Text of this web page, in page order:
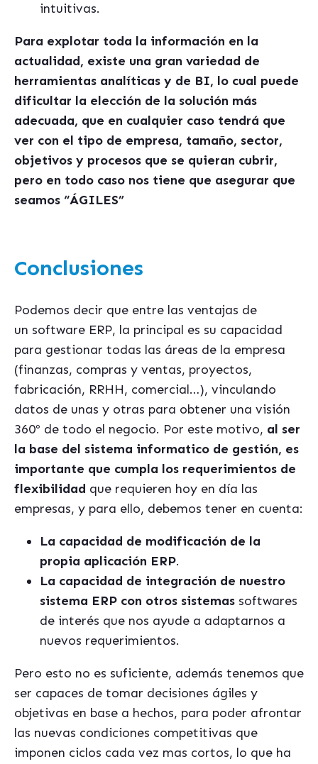
intuitivas.
Para explotar toda la información en la
actualidad, existe una gran variedad de
herramientas analíticas y de BI, lo cual puede
dificultar la elección de la solución más
adecuada, que en cualquier caso tendrá que
ver con el tipo de empresa, tamaño, sector,
objetivos y procesos que se quieran cubrir,
pero en todo caso nos tiene que asegurar que
seamos “ÁGILES”
Conclusiones
Podemos decir que entre las ventajas de
un software ERP, la principal es su capacidad
para gestionar todas las áreas de la empresa
(finanzas, compras y ventas, proyectos,
fabricación, RRHH, comercial…), vinculando
datos de unas y otras para obtener una visión
360º de todo el negocio. Por este motivo, al ser
la base del sistema informatico de gestión, es
importante que cumpla los requerimientos de
flexibilidad que requieren hoy en día las
empresas, y para ello, debemos tener en cuenta:
La capacidad de modificación de la
propia aplicación ERP.
La capacidad de integración de nuestro
sistema ERP con otros sistemas softwares
de interés que nos ayude a adaptarnos a
nuevos requerimientos.
Pero esto no es suficiente, además tenemos que
ser capaces de tomar decisiones ágiles y
objetivas en base a hechos, para poder afrontar
las nuevas condiciones competitivas que
imponen ciclos cada vez mas cortos, lo que ha